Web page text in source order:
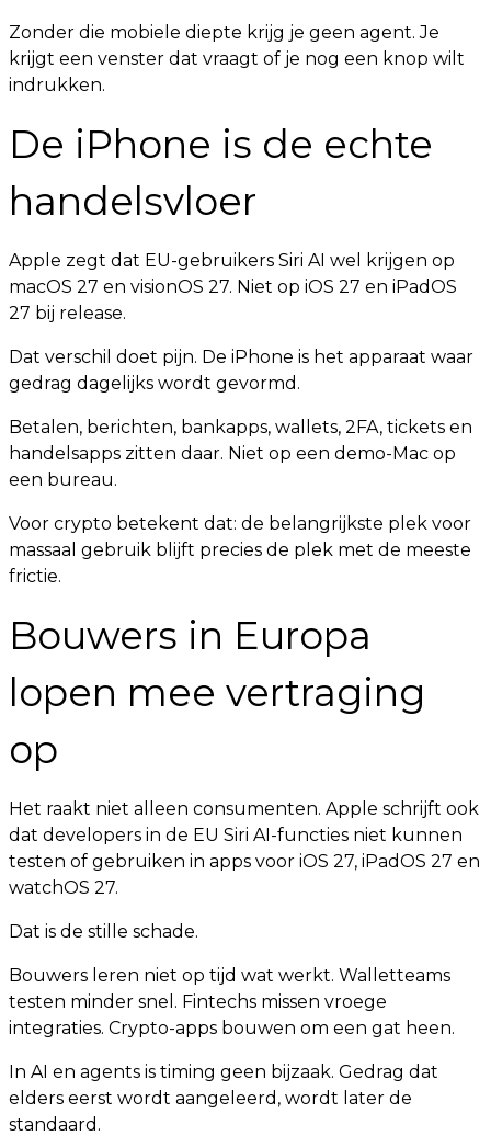
Zonder die mobiele diepte krijg je geen agent. Je
krijgt een venster dat vraagt of je nog een knop wilt
indrukken.
De iPhone is de echte
handelsvloer
Apple zegt dat EU-gebruikers Siri AI wel krijgen op
macOS 27 en visionOS 27. Niet op iOS 27 en iPadOS
27 bij release.
Dat verschil doet pijn. De iPhone is het apparaat waar
gedrag dagelijks wordt gevormd.
Betalen, berichten, bankapps, wallets, 2FA, tickets en
handelsapps zitten daar. Niet op een demo-Mac op
een bureau.
Voor crypto betekent dat: de belangrijkste plek voor
massaal gebruik blijft precies de plek met de meeste
frictie.
Bouwers in Europa
lopen mee vertraging
op
Het raakt niet alleen consumenten. Apple schrijft ook
dat developers in de EU Siri AI-functies niet kunnen
testen of gebruiken in apps voor iOS 27, iPadOS 27 en
watchOS 27.
Dat is de stille schade.
Bouwers leren niet op tijd wat werkt. Walletteams
testen minder snel. Fintechs missen vroege
integraties. Crypto-apps bouwen om een gat heen.
In AI en agents is timing geen bijzaak. Gedrag dat
elders eerst wordt aangeleerd, wordt later de
standaard.